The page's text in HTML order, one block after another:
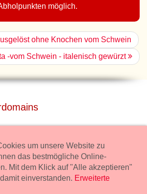
möglich.
ohne Knochen vom Schwein
-vom Schwein - italenisch gewürzt
Wiener Neustadt für Deine Party mit
um unsere Website zu
das bestmögliche Online-
Mit dem Klick auf "Alle akzeptieren"
einverstanden. Erweiterte